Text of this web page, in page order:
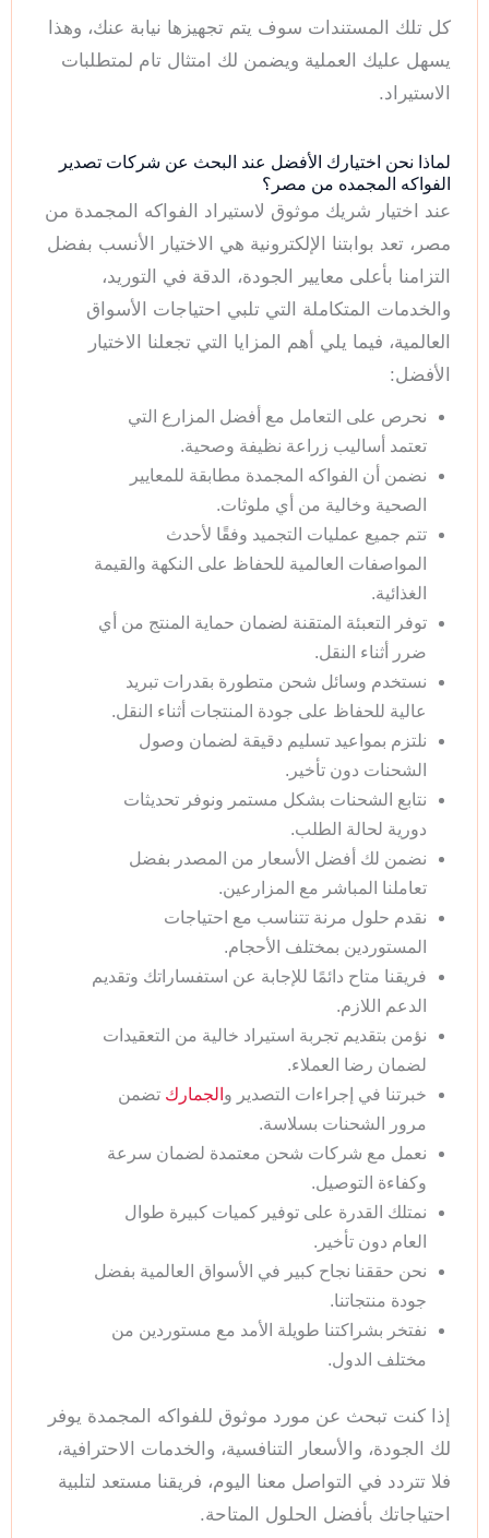
كل تلك المستندات سوف يتم تجهيزها نيابة عنك، وهذا
يسهل عليك العملية ويضمن لك امتثال تام لمتطلبات
الاستيراد.
لماذا نحن اختيارك الأفضل عند البحث عن شركات تصدير
الفواكه المجمده من مصر؟
عند اختيار شريك موثوق لاستيراد الفواكه المجمدة من
مصر، تعد بوابتنا الإلكترونية هي الاختيار الأنسب بفضل
التزامنا بأعلى معايير الجودة، الدقة في التوريد،
والخدمات المتكاملة التي تلبي احتياجات الأسواق
العالمية، فيما يلي أهم المزايا التي تجعلنا الاختيار
الأفضل:
نحرص على التعامل مع أفضل المزارع التي
تعتمد أساليب زراعة نظيفة وصحية.
نضمن أن الفواكه المجمدة مطابقة للمعايير
الصحية وخالية من أي ملوثات.
تتم جميع عمليات التجميد وفقًا لأحدث
المواصفات العالمية للحفاظ على النكهة والقيمة
الغذائية.
توفر التعبئة المتقنة لضمان حماية المنتج من أي
ضرر أثناء النقل.
نستخدم وسائل شحن متطورة بقدرات تبريد
عالية للحفاظ على جودة المنتجات أثناء النقل.
نلتزم بمواعيد تسليم دقيقة لضمان وصول
الشحنات دون تأخير.
نتابع الشحنات بشكل مستمر ونوفر تحديثات
دورية لحالة الطلب.
نضمن لك أفضل الأسعار من المصدر بفضل
تعاملنا المباشر مع المزارعين.
نقدم حلول مرنة تتناسب مع احتياجات
المستوردين بمختلف الأحجام.
فريقنا متاح دائمًا للإجابة عن استفساراتك وتقديم
الدعم اللازم.
نؤمن بتقديم تجربة استيراد خالية من التعقيدات
لضمان رضا العملاء.
خبرتنا في إجراءات التصدير و الجمارك تضمن
مرور الشحنات بسلاسة.
نعمل مع شركات شحن معتمدة لضمان سرعة
وكفاءة التوصيل.
نمتلك القدرة على توفير كميات كبيرة طوال
العام دون تأخير.
نحن حققنا نجاح كبير في الأسواق العالمية بفضل
جودة منتجاتنا.
نفتخر بشراكتنا طويلة الأمد مع مستوردين من
مختلف الدول.
إذا كنت تبحث عن مورد موثوق للفواكه المجمدة يوفر
لك الجودة، والأسعار التنافسية، والخدمات الاحترافية،
فلا تتردد في التواصل معنا اليوم، فريقنا مستعد لتلبية
احتياجاتك بأفضل الحلول المتاحة.